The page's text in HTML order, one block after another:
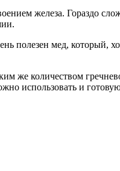
железа. Гораздо
полезен мед, который,
же количеством
использовать и